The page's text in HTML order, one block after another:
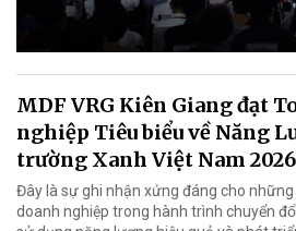
MDF VRG Kiên Giang đạt
nghiệp Tiêu biểu về Năng
trường Xanh Việt Nam 2026
Đây là sự ghi nhận xứng đáng cho
doanh nghiệp trong hành trình chuyển